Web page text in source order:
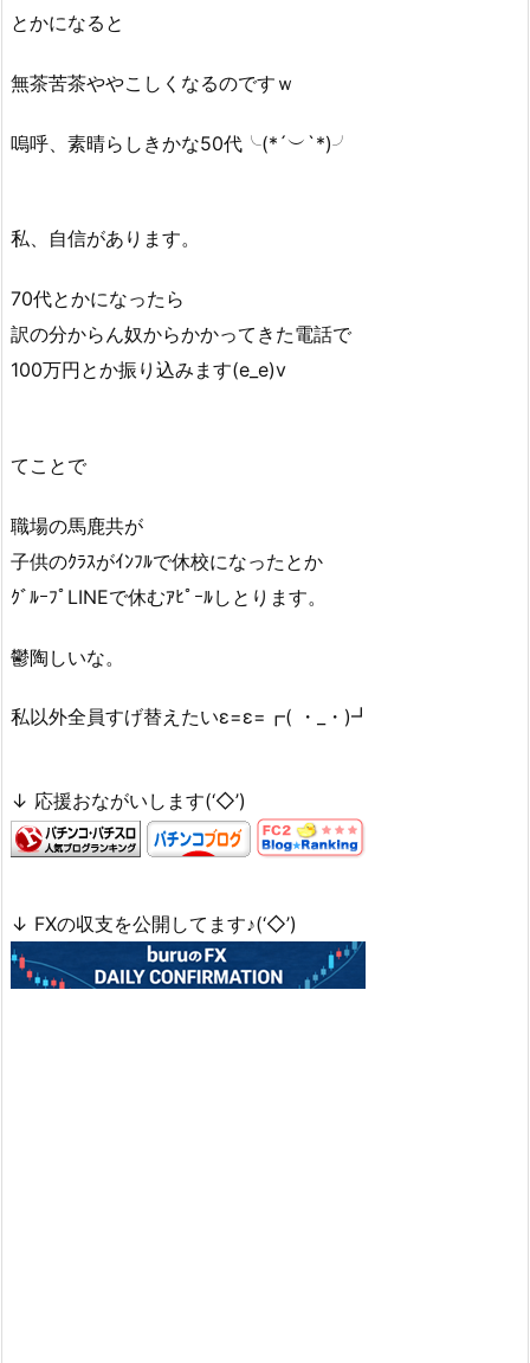
とかになると
無茶苦茶ややこしくなるのですｗ
嗚呼、素晴らしきかな50代╰(*´︶`*)╯
私、自信があります。
70代とかになったら
訳の分からん奴からかかってきた電話で
100万円とか振り込みます(e_e)v
てことで
職場の馬鹿共が
子供のｸﾗｽがｲﾝﾌﾙで休校になったとか
ｸﾞﾙｰﾌﾟLINEで休むｱﾋﾟｰﾙしとります。
鬱陶しいな。
私以外全員すげ替えたいε=ε=┏( ・_・)┛
↓ 応援おながいします(‘◇’)ゞ
↓ FXの収支を公開してます♪(‘◇’)ゞ